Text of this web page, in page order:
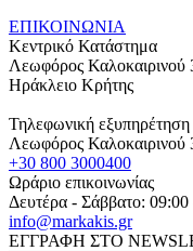
ΕΠΙΚΟΙΝΩΝΙΑ
Κεντρικό Κατάστημα
Λεωφόρος Καλοκαιρινού
Ηράκλειο Κρήτης
Τηλεφωνική εξυπηρέτηση
Λεωφόρος Καλοκαιρινού
+30 800 3000400
Ωράριο επικοινωνίας
Δευτέρα - Σάββατο:
info@markakis.gr
ΕΓΓΡΑΦΗ ΣΤΟ